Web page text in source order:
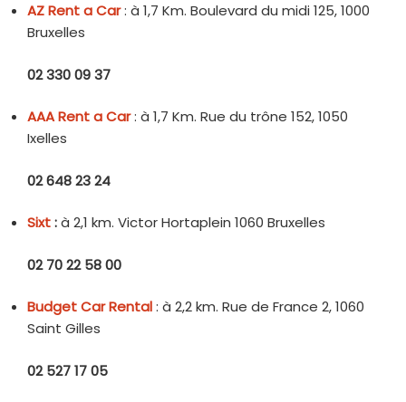
AZ Rent a Car: à 1,7 Km. Boulevard du midi 125, 1000
Bruxelles
02 330 09 37
AAA Rent a Car: à 1,7 Km. Rue du trône 152, 1050
Ixelles
02 648 23 24
Sixt:à 2,1 km. Victor Hortaplein 1060 Bruxelles
02 70 22 58 00
Budget Car Rental: à 2,2 km. Rue de France 2, 1060
Saint Gilles
02 527 17 05